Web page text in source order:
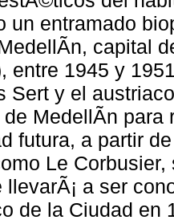
un entramado
capital
entre 1945 y
Sert y el
MedellÃ­n para
futura, a partir
Le
llevarÃ¡ a ser
de la Ciudad en